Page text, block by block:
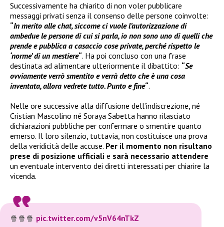
Successivamente ha chiarito di non voler pubblicare
messaggi privati senza il consenso delle persone coinvolte:
“In merito alle chat, siccome ci vuole l’autorizzazione di
ambedue le persone di cui si parla, io non sono uno di quelli che
prende e pubblica a casaccio cose private, perché rispetto le
‘norme’ di un mestiere“. Ha poi concluso con una frase
destinata ad alimentare ulteriormente il dibattito: “Se
ovviamente verrò smentito e verrà detto che è una cosa
inventata, allora vedrete tutto. Punto e fine“.
Nelle ore successive alla diffusione dell’indiscrezione, né
Cristian Mascolino né Soraya Sabetta hanno rilasciato
dichiarazioni pubbliche per confermare o smentire quanto
emerso. Il loro silenzio, tuttavia, non costituisce una prova
della veridicità delle accuse. Per il momento non risultano
prese di posizione ufficiali e sarà necessario attendere
un eventuale intervento dei diretti interessati per chiarire la
vicenda.
🍿🍿🍿 pic.twitter.com/v5nV64nTkZ